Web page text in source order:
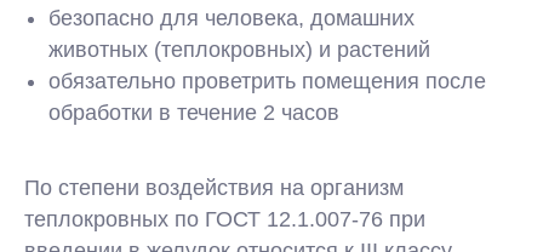
безопасно для человека, домашних
животных (теплокровных) и растений
обязательно проветрить помещения после
обработки в течение 2 часов
По степени воздействия на организм
теплокровных по ГОСТ 12.1.007-76 при